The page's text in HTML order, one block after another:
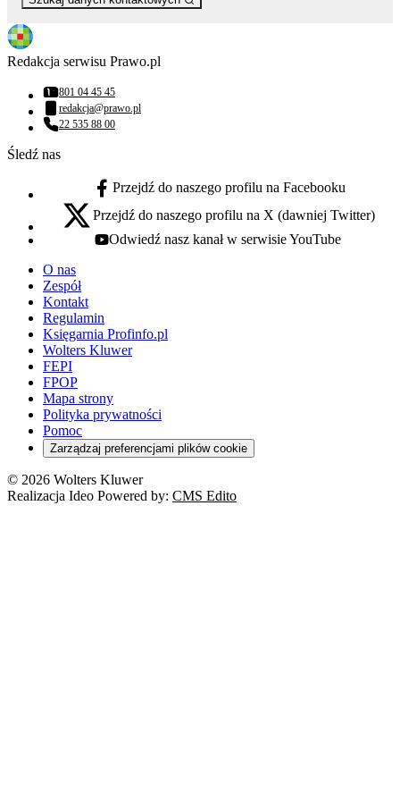
Redakcja serwisu Prawo.pl
Numer telefonu:
801 04 45 45
Adres email:
redakcja@prawo.pl
Numer telefonu:
22 535 88 00
Śledź nas
facebook - otwiera się w nowej karcie
Przejdź do naszego profilu na Facebooku
x - otwiera się w nowej karcie
Przejdź do naszego profilu na X (dawniej Twitter)
youtube - otwiera się w nowej karcie
Odwiedź nasz kanał w serwisie YouTube
O nas
Zespół
Kontakt
Regulamin
Księgarnia Profinfo.pl
Wolters Kluwer
FEPI
FPOP
Mapa strony
Polityka prywatności
Pomoc
Zarządzaj preferencjami plików cookie
© 2026 Wolters Kluwer
Realizacja Ideo Powered by: CMS Edito